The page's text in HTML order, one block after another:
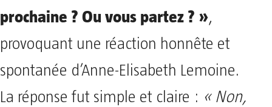
prochaine ? Ou vous partez ? »,
provoquant une réaction honnête et
spontanée d’Anne-Elisabeth Lemoine.
La réponse fut simple et claire : « Non,